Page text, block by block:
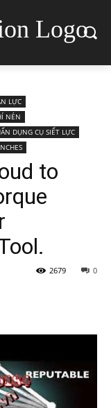
Logo
LỰC
NÉN
DỤNG CỤ SIẾT LỰC
to
0
2679